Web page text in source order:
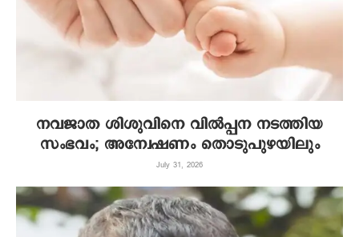
നവജാത ശിശുവിനെ വില്‍പ്പന നടത്തിയ
സംഭവം; അന്വേഷണം തൊടുപുഴയിലും
July 31, 2026